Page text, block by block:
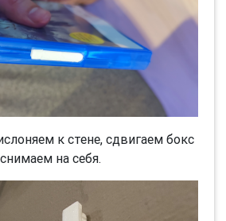
к стене, сдвигаем бокс
на себя.